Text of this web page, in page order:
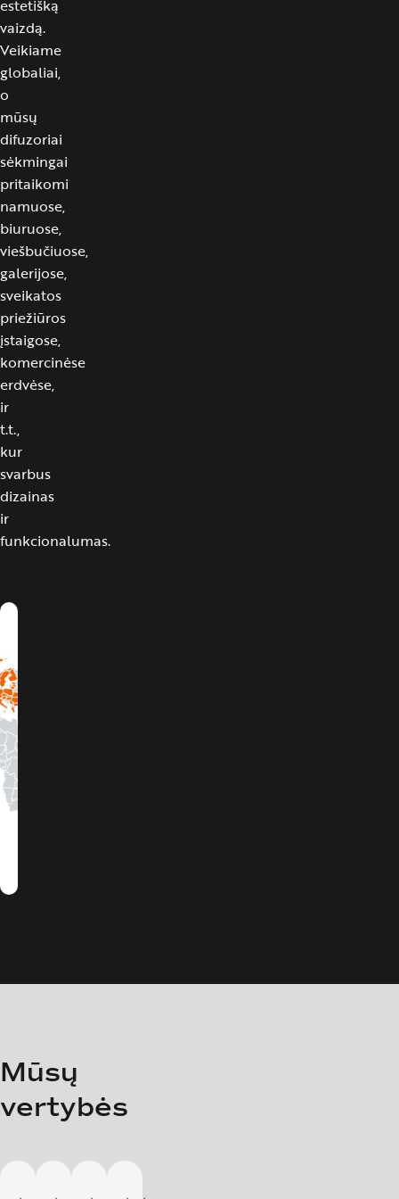
estetišką
vaizdą.
Veikiame
globaliai,
o
mūsų
difuzoriai
sėkmingai
pritaikomi
namuose,
biuruose,
viešbučiuose,
galerijose,
sveikatos
priežiūros
įstaigose,
komercinėse
erdvėse,
ir
t.t.,
kur
svarbus
dizainas
ir
funkcionalumas.
Mūsų
vertybės